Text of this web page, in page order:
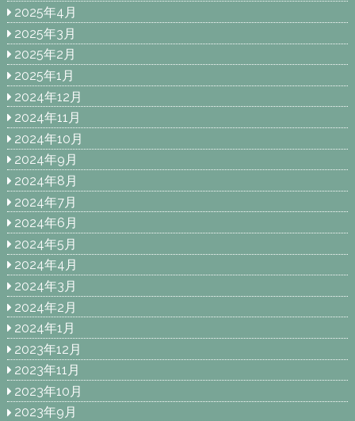
2025年4月
2025年3月
2025年2月
2025年1月
2024年12月
2024年11月
2024年10月
2024年9月
2024年8月
2024年7月
2024年6月
2024年5月
2024年4月
2024年3月
2024年2月
2024年1月
2023年12月
2023年11月
2023年10月
2023年9月